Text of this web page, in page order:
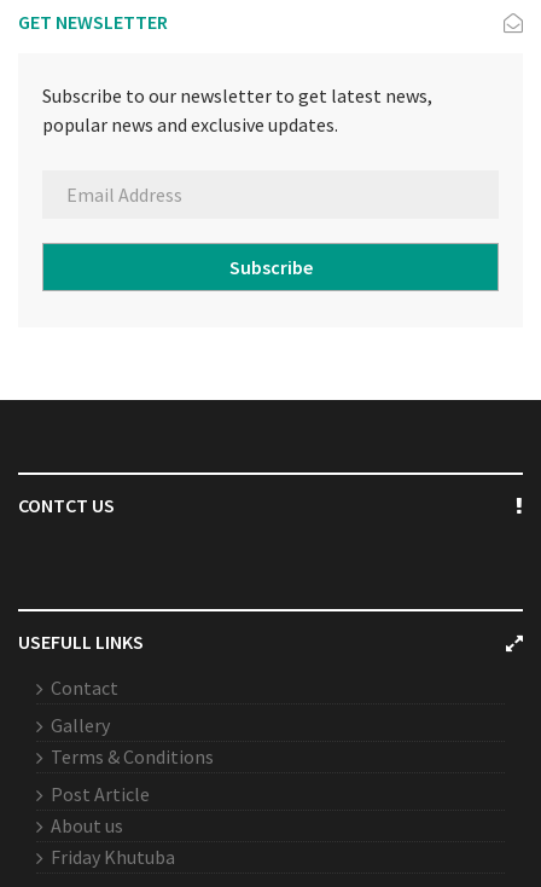
GET NEWSLETTER
Subscribe to our newsletter to get latest news,
popular news and exclusive updates.
Subscribe
CONTCT US
USEFULL LINKS
Contact
Gallery
Terms & Conditions
Post Article
About us
Friday Khutuba